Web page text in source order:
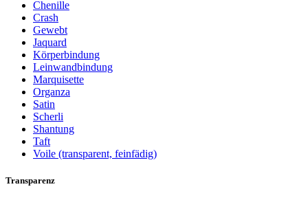
Chenille
Crash
Gewebt
Jaquard
Körperbindung
Leinwandbindung
Marquisette
Organza
Satin
Scherli
Shantung
Taft
Voile (transparent, feinfädig)
Transparenz